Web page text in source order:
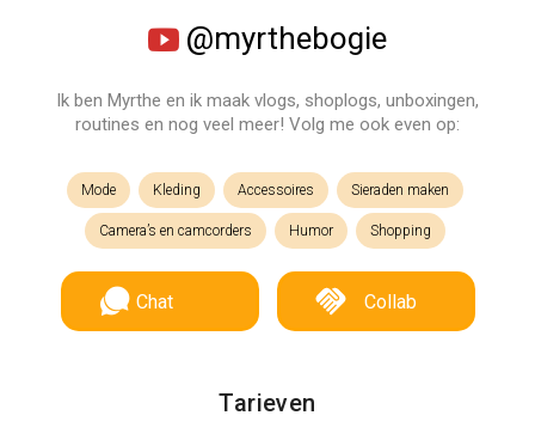
@myrthebogie
Ik ben Myrthe en ik maak vlogs, shoplogs, unboxingen,
routines en nog veel meer! Volg me ook even op:
Mode Kleding Accessoires Sieraden maken
Camera’s en camcorders Humor Shopping
Chat Collab
Tarieven